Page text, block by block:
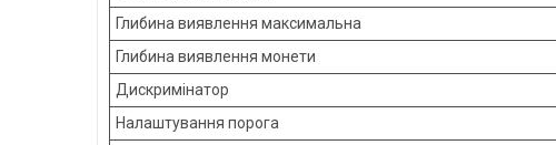
Глибина виявлення максимальна
Глибина виявлення монети
Дискримінатор
Налаштування порога